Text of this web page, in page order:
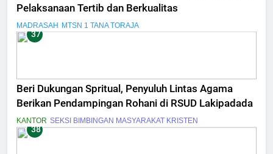
Pelaksanaan Tertib dan Berkualitas
MADRASAH MTSN 1 TANA TORAJA
37
Beri Dukungan Spritual, Penyuluh Lintas Agama
Berikan Pendampingan Rohani di RSUD Lakipadada
KANTOR SEKSI BIMBINGAN MASYARAKAT KRISTEN
38